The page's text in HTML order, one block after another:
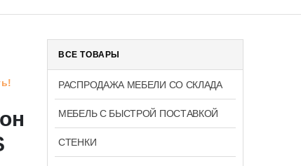
ВСЕ ТОВАРЫ
РАСПРОДАЖА МЕБЕЛИ СО СКЛАДА
МЕБЕЛЬ С БЫСТРОЙ ПОСТАВКОЙ
СТЕНКИ